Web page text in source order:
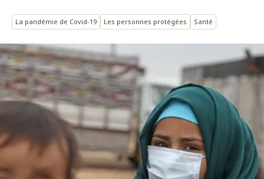
La pandémie de Covid-19 Les personnes protégées Santé